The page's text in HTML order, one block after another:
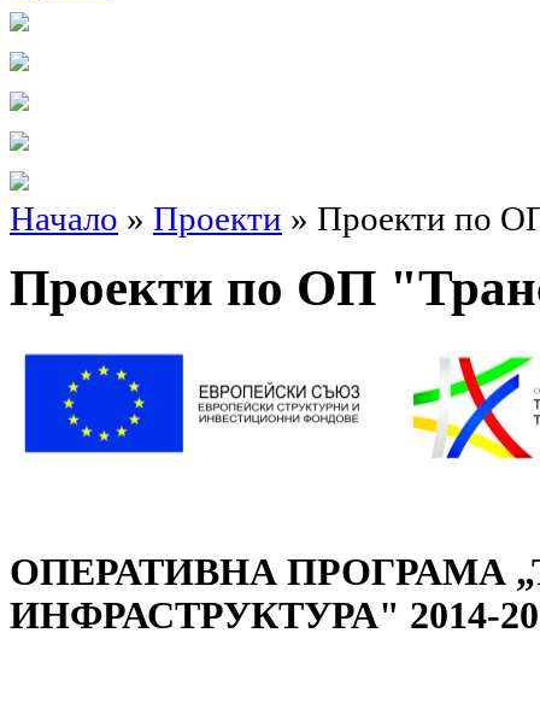
Начало » Проекти » Проекти по
Проекти по ОП
ОПЕРАТИВНА ПРОГРАМА
ИНФРАСТРУКТУРА" 2014-